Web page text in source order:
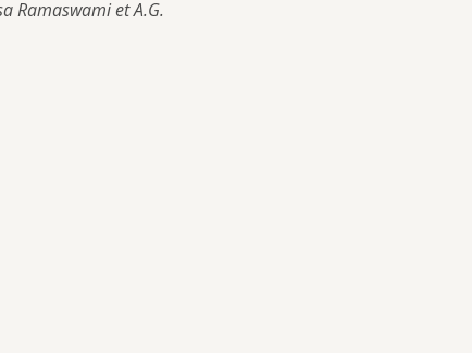
Ramaswami et A.G.